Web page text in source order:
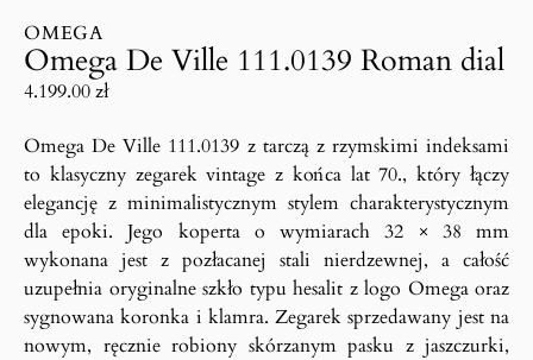
OMEGA
Omega De Ville 111.0139 Roman dial
4.199.00zł
Omega De Ville 111.0139 z tarczą z rzymskimi indeksami
to klasyczny zegarek vintage z końca lat 70., który łączy
elegancję z minimalistycznym stylem charakterystycznym
dla epoki. Jego koperta o wymiarach 32 × 38 mm
wykonana jest z pozłacanej stali nierdzewnej, a całość
uzupełnia oryginalne szkło typu hesalit z logo Omega oraz
sygnowana koronka i klamra. Zegarek sprzedawany jest na
nowym, ręcznie robiony skórzanym pasku z jaszczurki,